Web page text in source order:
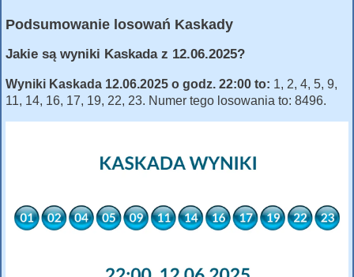
Podsumowanie losowań Kaskady
Jakie są wyniki Kaskada z 12.06.2025?
Wyniki Kaskada 12.06.2025 o godz. 22:00 to: 1, 2, 4, 5, 9,
11, 14, 16, 17, 19, 22, 23. Numer tego losowania to: 8496.